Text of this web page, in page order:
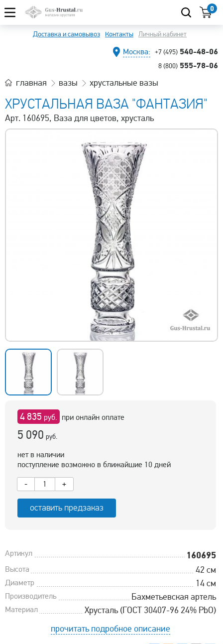
0
Доставка и самовывоз Контакты Личный кабинет
Москва: +7 (495) 540-48-06
8 (800) 555-78-06
главная вазы хрустальные вазы
ХРУСТАЛЬНАЯ ВАЗА "ФАНТАЗИЯ"
Арт. 160695, Ваза для цветов, хрусталь
4 835 руб. при онлайн оплате
5 090 руб.
нет в наличии
поступление возможно в ближайшие 10 дней
-
+
оставить предзаказ
Артикул 160695
Высота 42 см
Диаметр 14 см
Производитель Бахметьевская артель
Материал
Хрусталь (ГОСТ 30407-96 24% PbO)
прочитать подробное описание